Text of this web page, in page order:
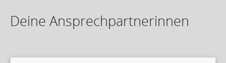
Deine Ansprechpartnerinnen